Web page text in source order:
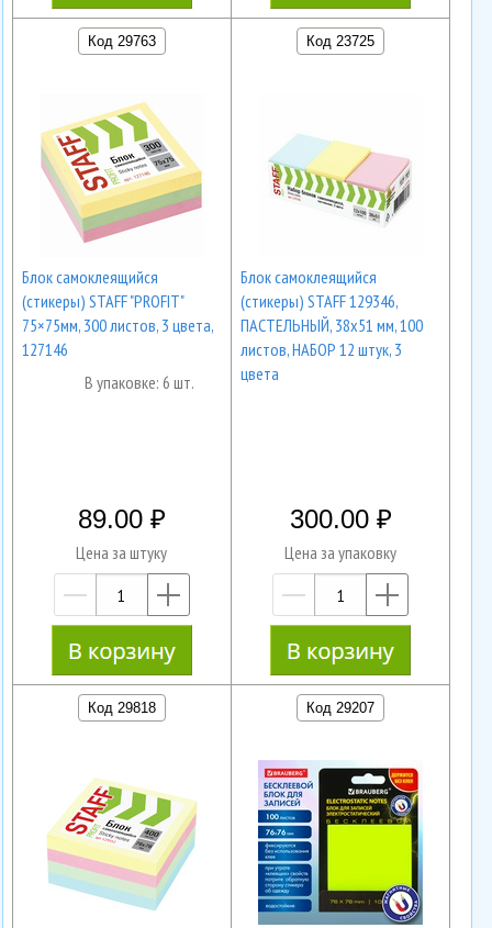
Код 29763
Блок самоклеящийся
(стикеры) STAFF "PROFIT"
75×75мм, 300 листов, 3 цвета,
127146
В упаковке: 6 шт.
89.00
Цена за штуку
—
Код 23725
Блок самоклеящийся
(стикеры) STAFF 129346,
ПАСТЕЛЬНЫЙ, 38х51 мм, 100
листов, НАБОР 12 штук, 3
цвета
300.00
Цена за упаковку
—
Код 29818 Код 29207